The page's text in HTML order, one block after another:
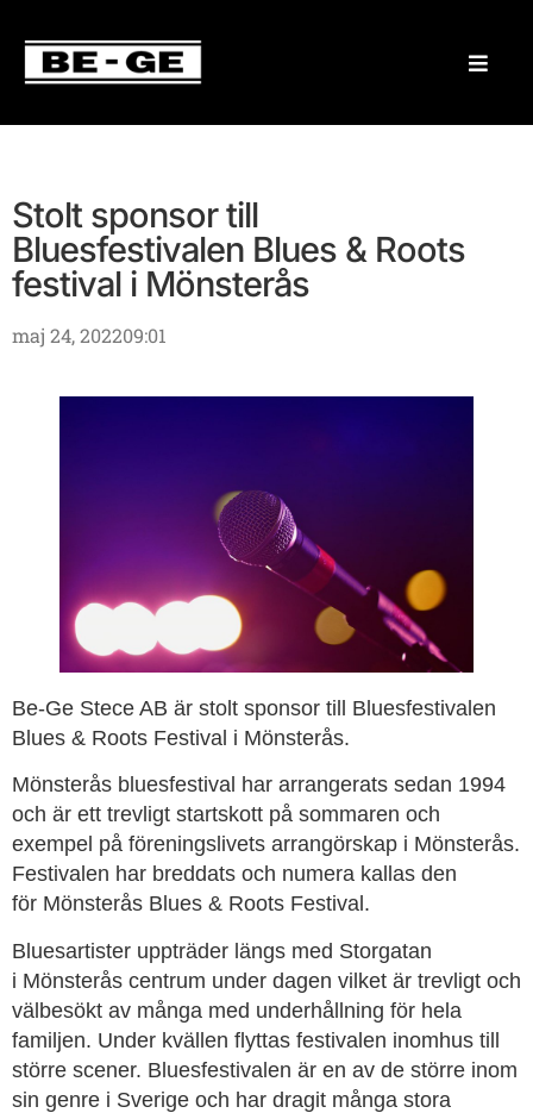
Stolt sponsor till
Bluesfestivalen Blues & Roots
festival i Mönsterås
maj 24, 202209:01
Be-Ge Stece AB är stolt sponsor till Bluesfestivalen
Blues & Roots Festival i Mönsterås.
Mönsterås bluesfestival har arrangerats sedan 1994
och är ett trevligt startskott på sommaren och
exempel på föreningslivets arrangörskap i Mönsterås.
Festivalen har breddats och numera kallas den
för Mönsterås Blues & Roots Festival.
Bluesartister uppträder längs med Storgatan
i Mönsterås centrum under dagen vilket är trevligt och
välbesökt av många med underhållning för hela
familjen. Under kvällen flyttas festivalen inomhus till
större scener. Bluesfestivalen är en av de större inom
sin genre i Sverige och har dragit många stora